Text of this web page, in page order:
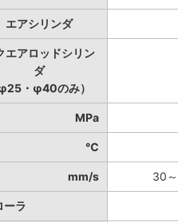
エアシリンダ
エアロッドシリン
ダ
φ25・φ40のみ）
MPa
℃
mm/s 30
ーラ